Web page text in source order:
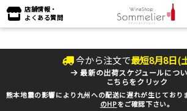
店舗情報・
よくある質問
今から注文で最短8月8日(
最新の出荷スケジュールにつ
こちらをクリック
熊本地震の影響により九州への配送に遅れが生じており
のHPをご確認下さい。